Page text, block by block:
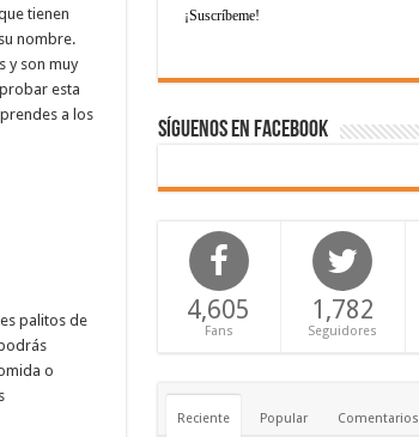
tienen
nombre.
y son muy
esta
a los
palitos de
o
Síguenos en Facebook
4,605
Fans
1,782
Seguidores
Reciente Popular Comentarios